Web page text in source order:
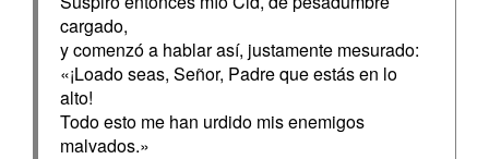
cargado,
y comenzó a hablar así, justamente mesurado:
«¡Loado seas, Señor, Padre que estás en lo
alto!
Todo esto me han urdido mis enemigos
malvados.»